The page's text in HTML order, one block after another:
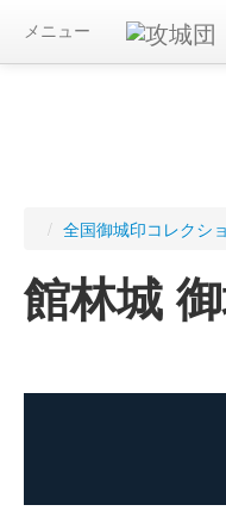
メニュー
/ 全国御城印コレクシ
館林城